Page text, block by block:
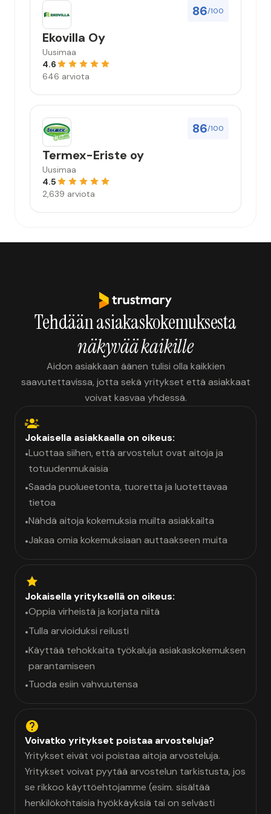
86/100
Ekovilla Oy
Uusimaa
4.6
646 arviota
86/100
Termex-Eriste oy
Uusimaa
4.5
2,639 arviota
Tehdään asiakaskokemuksesta
näkyvää kaikille
Aidon asiakkaan äänen tulisi olla kaikkien
saavutettavissa, jotta sekä yritykset että asiakkaat
voivat kasvaa yhdessä.
Jokaisella asiakkaalla on oikeus:
•Luottaa siihen, että arvostelut ovat aitoja ja
totuudenmukaisia
•Saada puolueetonta, tuoretta ja luotettavaa
tietoa
•Nähdä aitoja kokemuksia muilta asiakkailta
•Jakaa omia kokemuksiaan auttaakseen muita
Jokaisella yrityksellä on oikeus:
•Oppia virheistä ja korjata niitä
•Tulla arvioiduksi reilusti
•Käyttää tehokkaita työkaluja asiakaskokemuksen
parantamiseen
•Tuoda esiin vahvuutensa
Voivatko yritykset poistaa arvosteluja?
Yritykset eivät voi poistaa aitoja arvosteluja.
Yritykset voivat pyytää arvostelun tarkistusta, jos
se rikkoo käyttöehtojamme (esim. sisältää
henkilökohtaisia hyökkäyksiä tai on selvästi